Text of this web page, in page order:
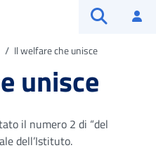
Il welfare che unisce
unisce
il numero 2 di “del
dell’Istituto.